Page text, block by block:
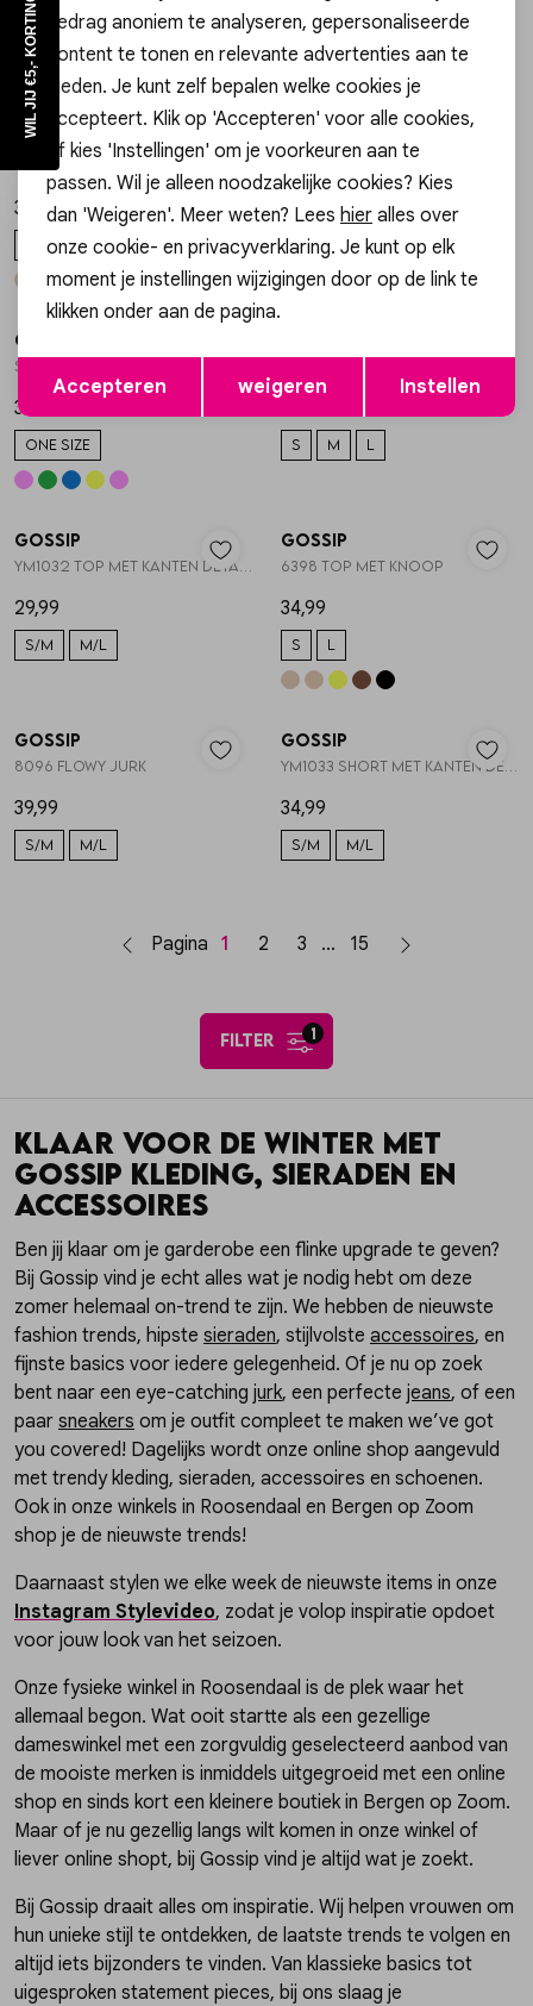
34,99
ONE SIZE
29,99
M/L
Gossip
TSL2146 TOP MET BALLONFIT
39,99
1/2
Gossip
49,99
34 36 38 40
Gossip
34,99
ONE SIZE S M L
1/2
Gossip
29,99
S/M M/L
1/2
Gossip
6398 TOP MET KNOOP
34,99
S L
1/2
Gossip
8096 FLOWY JURK
39,99
S/M M/L
1/2
Gossip
34,99
S/M M/L
Pagina 1 2 3 15
1
filter
KLAAR VOOR DE WINTER MET
GOSSIP KLEDING, SIERADEN EN
ACCESSOIRES
Ben jij klaar om je garderobe een flinke upgrade te geven?
Bij Gossip vind je echt alles wat je nodig hebt om deze
zomer helemaal on-trend te zijn. We hebben de nieuwste
fashion trends, hipste sieraden, stijlvolste accessoires, en
fijnste basics voor iedere gelegenheid. Of je nu op zoek
bent naar een eye-catching jurk, een perfecte jeans, of een
paar sneakers om je outfit compleet te maken we’ve got
you covered! Dagelijks wordt onze online shop aangevuld
met trendy kleding, sieraden, accessoires en schoenen.
Ook in onze winkels in Roosendaal en Bergen op Zoom
shop je de nieuwste trends!
Daarnaast stylen we elke week de nieuwste items in onze
Instagram Stylevideo, zodat je volop inspiratie opdoet
voor jouw look van het seizoen.
Onze fysieke winkel in Roosendaal is de plek waar het
allemaal begon. Wat ooit startte als een gezellige
dameswinkel met een zorgvuldig geselecteerd aanbod van
de mooiste merken is inmiddels uitgegroeid met een online
shop en sinds kort een kleinere boutiek in Bergen op Zoom.
Maar of je nu gezellig langs wilt komen in onze winkel of
liever online shopt, bij Gossip vind je altijd wat je zoekt.
Bij Gossip draait alles om inspiratie. Wij helpen vrouwen om
hun unieke stijl te ontdekken, de laatste trends te volgen en
altijd iets bijzonders te vinden. Van klassieke basics tot
uigesproken statement pieces, bij ons slaag je
Opslaan
gedrag anoniem te analyseren, gepersonaliseerde
content te tonen en relevante advertenties aan te
bieden. Je kunt zelf bepalen welke cookies je
accepteert. Klik op 'Accepteren' voor alle cookies,
of kies 'Instellingen' om je voorkeuren aan te
passen. Wil je alleen noodzakelijke cookies? Kies
dan 'Weigeren'. Meer weten? Lees hier alles over
onze cookie- en privacyverklaring. Je kunt op elk
moment je instellingen wijzigingen door op de link te
klikken onder aan de pagina.
Accepteren weigeren Instellen
WIL JIJ €5,- KORTING?